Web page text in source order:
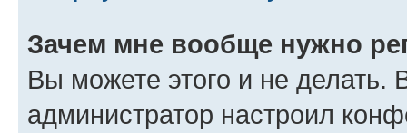
Зачем мне вообще нужно
Вы можете этого и не делать.
администратор настроил